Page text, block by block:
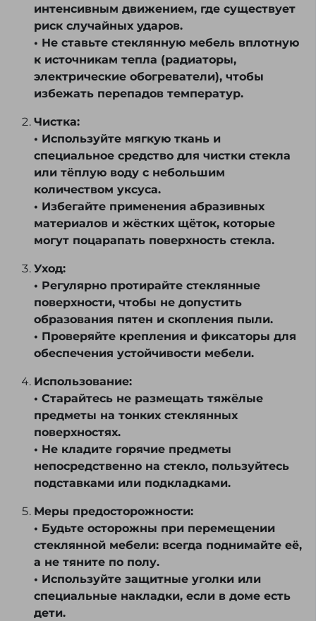
интенсивным движением, где существует
риск случайных ударов.
• Не ставьте стеклянную мебель вплотную
к источникам тепла (радиаторы,
электрические обогреватели), чтобы
избежать перепадов температур.
Чистка:
• Используйте мягкую ткань и
специальное средство для чистки стекла
или тёплую воду с небольшим
количеством уксуса.
• Избегайте применения абразивных
материалов и жёстких щёток, которые
могут поцарапать поверхность стекла.
Уход:
• Регулярно протирайте стеклянные
поверхности, чтобы не допустить
образования пятен и скопления пыли.
• Проверяйте крепления и фиксаторы для
обеспечения устойчивости мебели.
Использование:
• Старайтесь не размещать тяжёлые
предметы на тонких стеклянных
поверхностях.
• Не кладите горячие предметы
непосредственно на стекло, пользуйтесь
подставками или подкладками.
Меры предосторожности:
• Будьте осторожны при перемещении
стеклянной мебели: всегда поднимайте её,
а не тяните по полу.
• Используйте защитные уголки или
специальные накладки, если в доме есть
дети.